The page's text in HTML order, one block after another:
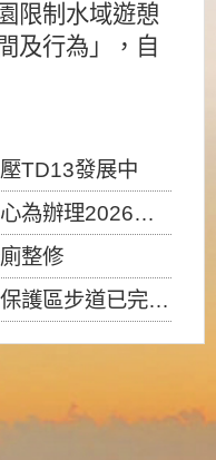
限制水域遊憩
及行為」，自
TD13發展中
、海、空域警戒及協調相關事宜，因颱風備案事宜
整修
日（星期一）起恢復開放入園，歡迎民眾依規定申請入園....